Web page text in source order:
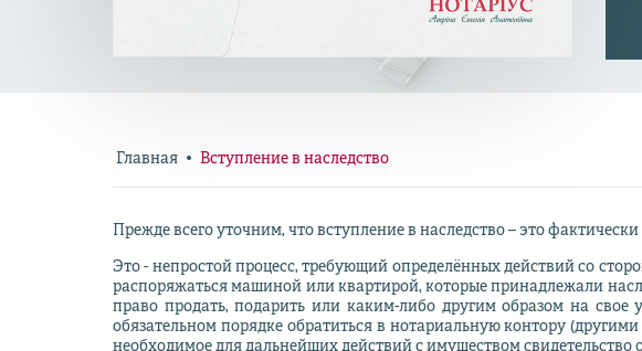
Главная Вступление в наследство
Прежде всего уточним, что вступление в наследство – это
Это - непростой процесс, требующий определённых действий со
распоряжаться машиной или квартирой, которые принадлежали
право продать, подарить или каким-либо другим образом на
обязательном порядке обратиться в нотариальную контору
необходимое для дальнейших действий с имуществом свидетельство